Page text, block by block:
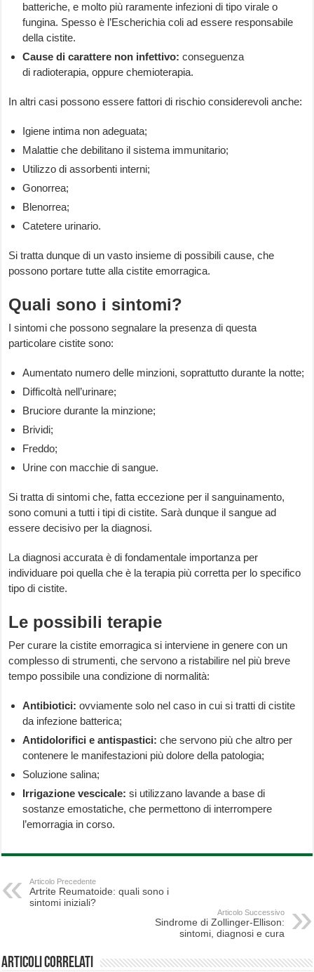
batteriche, e molto più raramente infezioni di tipo virale o
fungina. Spesso è l’Escherichia coli ad essere responsabile
della cistite.
Cause di carattere non infettivo: conseguenza
di radioterapia, oppure chemioterapia.
In altri casi possono essere fattori di rischio considerevoli anche:
Igiene intima non adeguata;
Malattie che debilitano il sistema immunitario;
Utilizzo di assorbenti interni;
Gonorrea;
Blenorrea;
Catetere urinario.
Si tratta dunque di un vasto insieme di possibili cause, che
possono portare tutte alla cistite emorragica.
Quali sono i sintomi?
I sintomi che possono segnalare la presenza di questa
particolare cistite sono:
Aumentato numero delle minzioni, soprattutto durante la notte;
Difficoltà nell’urinare;
Bruciore durante la minzione;
Brividi;
Freddo;
Urine con macchie di sangue.
Si tratta di sintomi che, fatta eccezione per il sanguinamento,
sono comuni a tutti i tipi di cistite. Sarà dunque il sangue ad
essere decisivo per la diagnosi.
La diagnosi accurata è di fondamentale importanza per
individuare poi quella che è la terapia più corretta per lo specifico
tipo di cistite.
Le possibili terapie
Per curare la cistite emorragica si interviene in genere con un
complesso di strumenti, che servono a ristabilire nel più breve
tempo possibile una condizione di normalità:
Antibiotici: ovviamente solo nel caso in cui si tratti di cistite
da infezione batterica;
Antidolorifici e antispastici: che servono più che altro per
contenere le manifestazioni più dolore della patologia;
Soluzione salina;
Irrigazione vescicale: si utilizzano lavande a base di
sostanze emostatiche, che permettono di interrompere
l’emorragia in corso.
Articolo Precedente
Artrite Reumatoide: quali sono i
sintomi iniziali?
Articolo Successivo
Sindrome di Zollinger-Ellison:
sintomi, diagnosi e cura
Articoli correlati